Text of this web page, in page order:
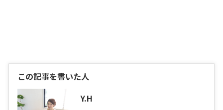
この記事を書いた人
Y.H